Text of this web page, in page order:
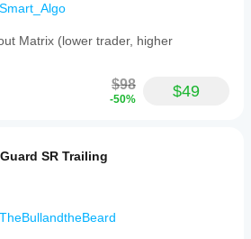
Smart_Algo
Matrix (lower trader, higher
$98
-50% $49
SR Trailing
TheBullandtheBeard